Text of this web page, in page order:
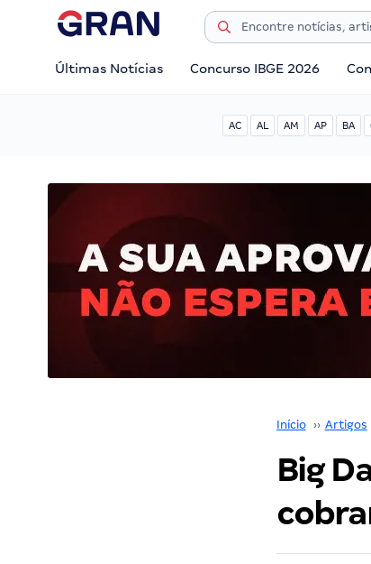
Últimas Notícias Concurso IBGE 2026
AC AL AM AP BA
Início ›› Artigos
Big